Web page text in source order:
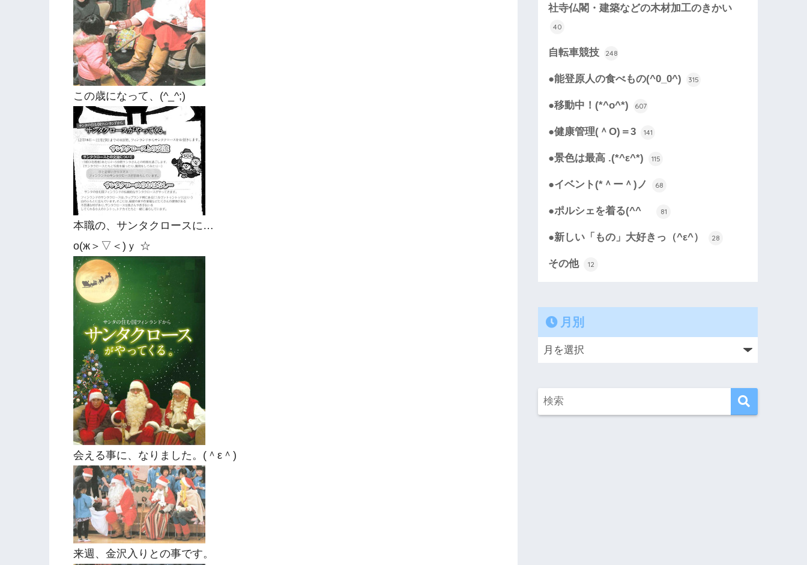
この歳になって、(^_^;)
本職の、サンタクロースに…
о(ж＞▽＜)ｙ ☆
会える事に、なりました。(＾ε＾)
来週、金沢入りとの事です。
社寺仏閣・建築などの木材加工のきかい
40
自転車競技 248
●能登原人の食べもの(^0_0^) 315
●移動中！(*^o^*) 607
●健康管理(＾O)＝3 141
●景色は最高 .(*^ε^*) 115
●イベント(*＾ー＾)ノ 68
●ポルシェを着る(^^ゞ 81
●新しい「もの」大好きっ（^ε^） 28
その他 12
月別